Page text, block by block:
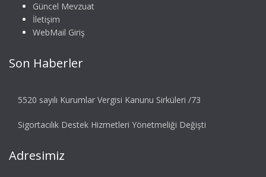
Güncel Mevzuat
İletişim
WebMail Giriş
Son Haberler
5520 sayılı Kurumlar Vergisi Kanunu Sirküleri /73
Sigortacılık Destek Hizmetleri Yönetmeliği Değişti
Adresimiz